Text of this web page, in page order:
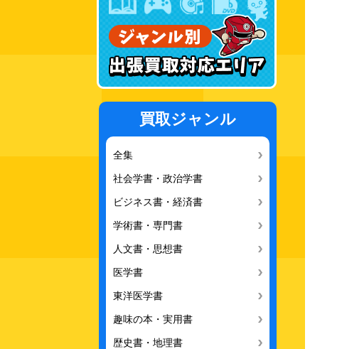
買取ジャンル
全集
社会学書・政治学書
ビジネス書・経済書
学術書・専門書
人文書・思想書
医学書
東洋医学書
趣味の本・実用書
歴史書・地理書